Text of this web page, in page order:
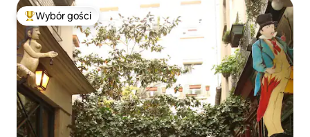
Najpopularniejsze z kategorii Wybór gości
Wybór gości